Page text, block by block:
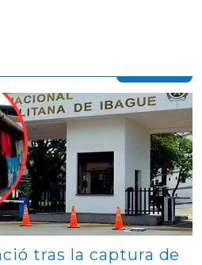
tras la captura de